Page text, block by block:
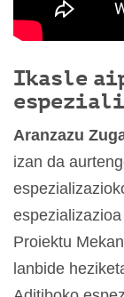
Ikasle
Aranzazu
izan da
Proiektu
lanbide